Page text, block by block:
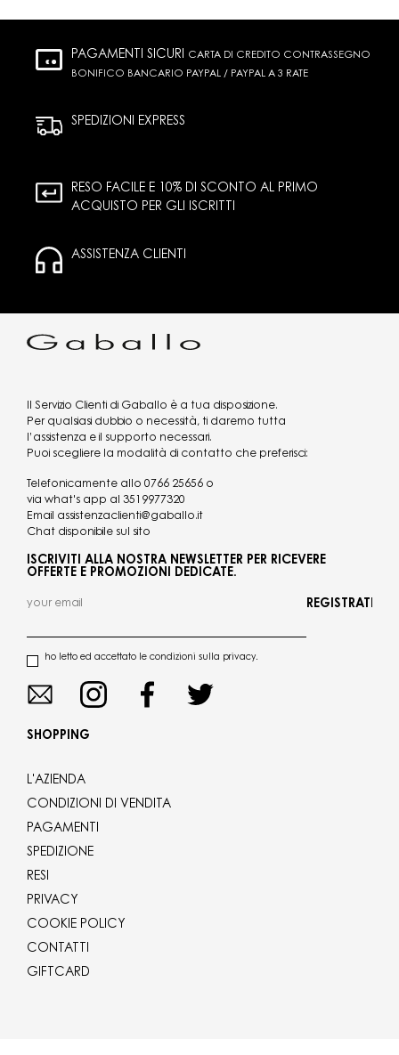
PAGAMENTI SICURI
CARTA DI CREDITO CONTRASSEGNO
BONIFICO BANCARIO PAYPAL / PAYPAL A 3 RATE
SPEDIZIONI EXPRESS
RESO FACILE E 10% DI SCONTO AL PRIMO
ACQUISTO PER GLI ISCRITTI
ASSISTENZA CLIENTI
Il Servizio Clienti di Gaballo è a tua disposizione.
Per qualsiasi dubbio o necessità, ti daremo tutta
l’assistenza e il supporto necessari.
Puoi scegliere la modalità di contatto che preferisci:
Telefonicamente allo 0766 25656 o
via what's app al 3519977320
Email assistenzaclienti@gaballo.it
Chat disponibile sul sito
ISCRIVITI ALLA NOSTRA NEWSLETTER PER RICEVERE
OFFERTE E PROMOZIONI DEDICATE.
ho letto ed accettato le condizioni sulla privacy.
REGISTRATI
SHOPPING
L'AZIENDA
CONDIZIONI DI VENDITA
PAGAMENTI
SPEDIZIONE
RESI
PRIVACY
COOKIE POLICY
CONTATTI
GIFTCARD